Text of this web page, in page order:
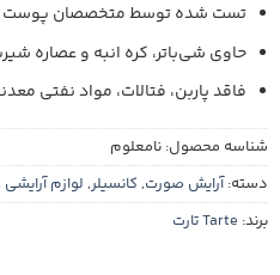
تست شده توسط متخصصان پوست
حاوی شی‌باتر، کره انبه و عصاره
فاقد پاربن‌، فتالات، مواد نفتی
شناسه محصول: نامعلوم
دسته:آرایش صورت, کانسیلر, لوازم آرایشی
برند: Tarte تارت